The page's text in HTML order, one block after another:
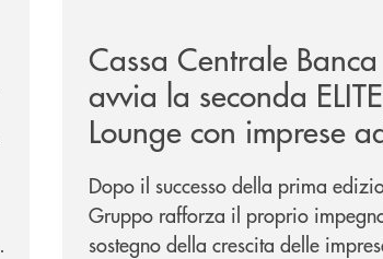
Cassa Centrale Banca
avvia la seconda ELITE
Lounge con imprese
potenziale
Dopo il successo della prima
Gruppo rafforza il proprio
sostegno della crescita delle